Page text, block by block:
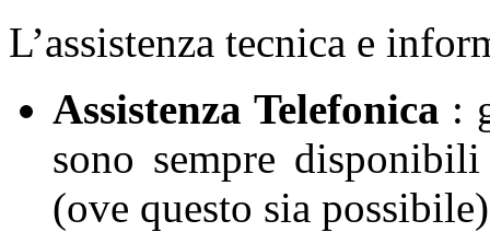
L’assistenza tecnica e
Assistenza Telefonica :
sono sempre
(ove questo sia